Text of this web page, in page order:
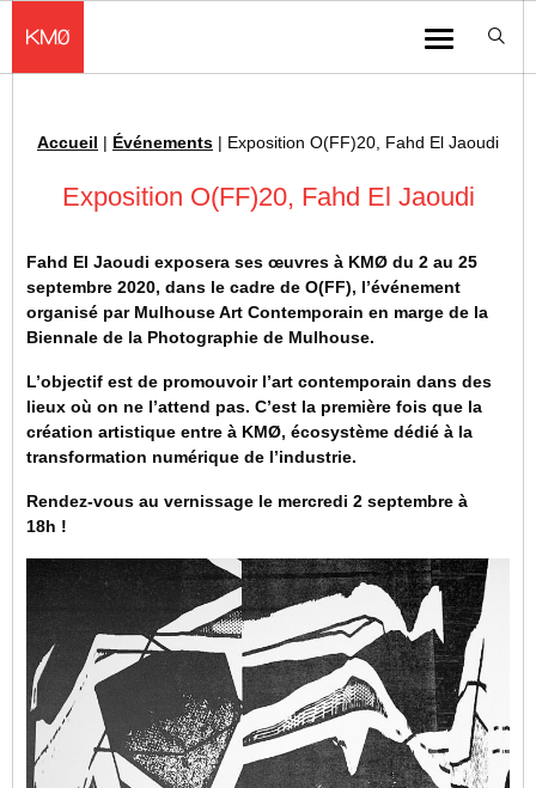
Menu
Fil d'Ariane :
Accueil | Événements | Exposition O(FF)20, Fahd El Jaoudi
Exposition O(FF)20, Fahd El Jaoudi
Fahd El Jaoudi exposera ses œuvres à KMØ du 2 au 25
septembre 2020, dans le cadre de O(FF), l’événement
organisé par Mulhouse Art Contemporain en marge de la
Biennale de la Photographie de Mulhouse.
L’objectif est de promouvoir l’art contemporain dans des
lieux où on ne l’attend pas. C’est la première fois que la
création artistique entre à KMØ, écosystème dédié à la
transformation numérique de l’industrie.
Rendez-vous au vernissage le mercredi 2 septembre à
18h !